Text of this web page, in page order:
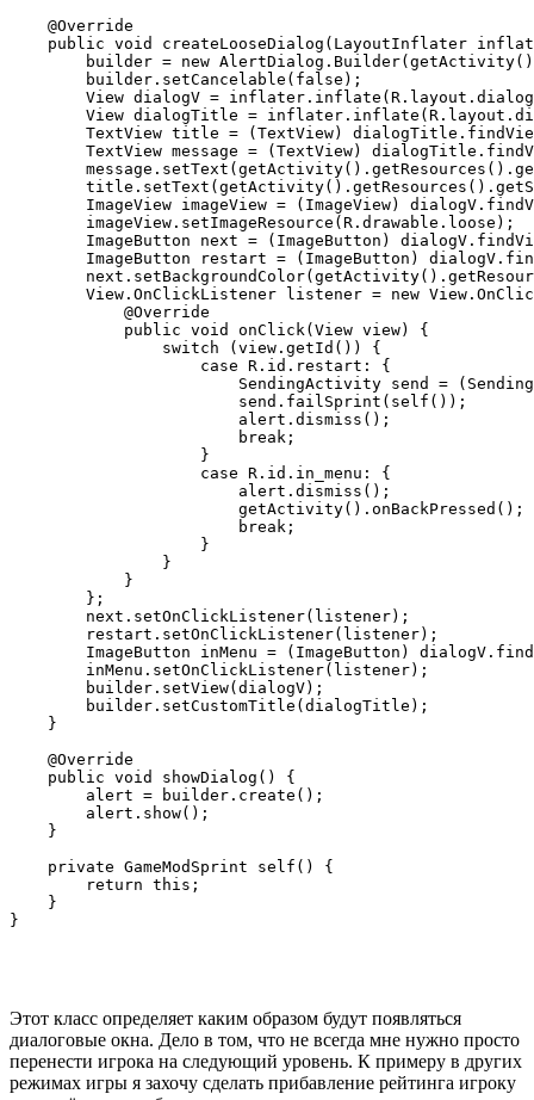
    @Override
public void createLooseDialog(LayoutInflater
builder = new
        builder.setCancelable(false);
View dialogV =
View dialogTitle =
TextView title = (TextView)
TextView message = (TextView)
ImageView imageView = (ImageView)
        imageView.setImageResource(R.drawable.loose);
ImageButton next = (ImageButton)
ImageButton restart = (ImageButton)
View.OnClickListener listener = new
            @Override
            public void onClick(View view) {
                switch (view.getId()) {
                    case R.id.restart: {
SendingActivity send =
                        send.failSprint(self());
                        alert.dismiss();
                        break;
                    }
                    case R.id.in_menu: {
                        alert.dismiss();
                        getActivity().onBackPressed();
                        break;
                    }
                }
            }
        };
        next.setOnClickListener(listener);
        restart.setOnClickListener(listener);
ImageButton inMenu = (ImageButton)
        inMenu.setOnClickListener(listener);
        builder.setView(dialogV);
        builder.setCustomTitle(dialogTitle);
    }
    @Override
    public void showDialog() {
        alert = builder.create();
        alert.show();
    }
    private GameModSprint self() {
        return this;
    }
Этот класс определяет каким образом будут появляться
диалоговые окна. Дело в том, что не всегда мне нужно просто
перенести игрока на следующий уровень. К примеру в других
режимах игры я захочу сделать прибавление рейтинга игроку